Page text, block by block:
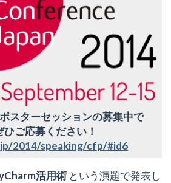
スターセッションの募集中で
ひご応募ください！
2014/speaking/cfp/#id6
活用術という演題で発表し